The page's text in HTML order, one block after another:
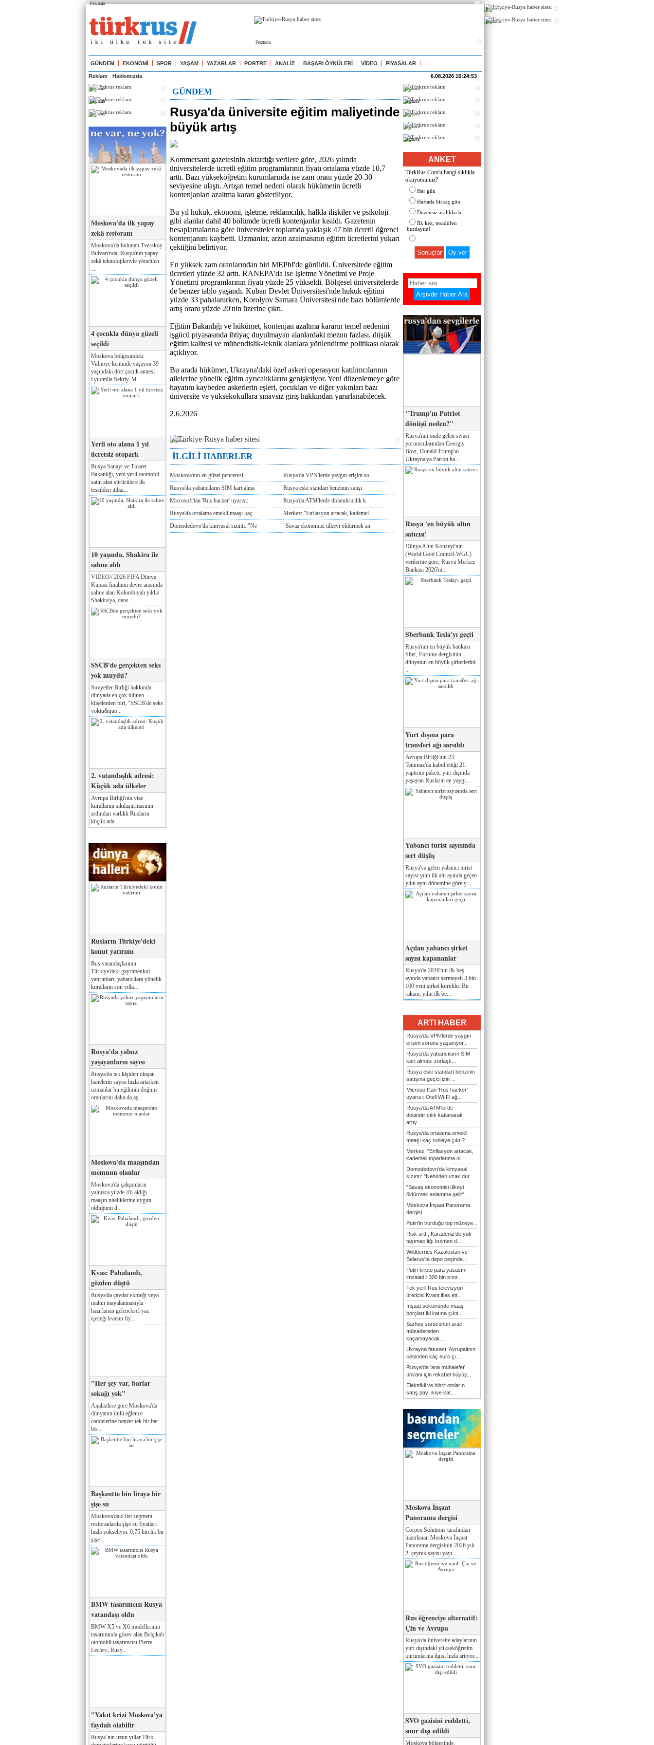
Реклама
Реклама
GÜNDEM EKONOMİ SPOR YAŞAM YAZARLAR PORTRE ANALİZ BAŞARI ÖYKÜLERİ VİDEO PİYASALAR
Reklam Hakkımızda 6.08.2026 16:24:53
Реклама
Реклама
Реклама
Moskova'da ilk yapay
zekâ restoranı
Moskova'da bulunan Tverskoy
Bulvarı'nda, Rusya'nın yapay
zekâ teknolojileriyle yönetilen
4 çocukla dünya güzeli
seçildi
Moskova bölgesindeki
Vidnoye kentinde yaşayan 39
yaşındaki dört çocuk annesi
Lyudmila Sekriy, M...
Yerli oto alana 1 yıl
ücretsiz otopark
Rusya Sanayi ve Ticaret
Bakanlığı, yeni yerli otomobil
satın alan sürücülere ilk
tescilden itibar...
10 yaşında, Shakira ile
sahne aldı
VIDEO// 2026 FIFA Dünya
Kupası finalinin devre arasında
sahne alan Kolombiyalı yıldız
Shakira'ya, dans ...
SSCB'de gerçekten seks
yok muydu?
Sovyetler Birliği hakkında
dünyada en çok bilinen
klişelerden biri, "SSCB'de seks
yoktu&quo...
2. vatandaşlık adresi:
Küçük ada ülkeler
Avrupa Birliği'nin vize
kurallarını sıkılaştırmasının
ardından varlıklı Rusların
küçük ada ...
Rusların Türkiye'deki
konut yatırımı
Rus vatandaşlarının
Türkiye'deki gayrimenkul
yatırımları, yabancılara yönelik
kuralların son yılla...
Rusya'da yalnız
yaşayanların sayısı
Rusya'da tek kişiden oluşan
hanelerin sayısı hızla artarken
uzmanlar bu eğilimin doğum
oranlarını daha da aş...
Moskova'da maaşından
memnun olanlar
Moskova'da çalışanların
yalnızca yüzde 4'ü aldığı
maaşın niteliklerine uygun
olduğunu d...
Kvas: Pahalandı,
gözden düştü
Rusya'da çavdar ekmeği veya
maltın mayalanmasıyla
hazırlanan geleneksel yaz
içeceği kvasın fiy...
"Her şey var, barlar
sokağı yok"
Analistlere göre Moskova'da
dünyanın ünlü eğlence
caddelerine benzer tek bir bar
bö...
Başkentte bin liraya bir
şişe su
Moskova'daki üst segment
restoranlarda şişe su fiyatları
hızla yükseliyor. 0,75 litrelik bir
şişe ...
BMW tasarımcısı Rusya
vatandaşı oldu
BMW X5 ve X6 modellerinin
tasarımında görev alan Belçikalı
otomobil tasarımcısı Pierre
Leclerc, Rusy...
"Yakıt krizi Moskova'ya
faydalı olabilir
Rusya’nın uzun yıllar Türk
GÜNDEM
Rusya'da üniversite eğitim maliyetinde
büyük artış
Kommersant gazetesinin aktardığı verilere göre, 2026 yılında
üniversitelerde ücretli eğitim programlarının fiyatı ortalama yüzde 10,7
arttı. Bazı yükseköğretim kurumlarında ise zam oranı yüzde 20-30
seviyesine ulaştı. Artışın temel nedeni olarak hükümetin ücretli
kontenjanları azaltma kararı gösteriliyor.
Bu yıl hukuk, ekonomi, işletme, reklamcılık, halkla ilişkiler ve psikoloji
gibi alanlar dahil 40 bölümde ücretli kontenjanlar kısıldı. Gazetenin
hesaplamalarına göre üniversiteler toplamda yaklaşık 47 bin ücretli öğrenci
kontenjanını kaybetti. Uzmanlar, arzın azalmasının eğitim ücretlerini yukarı
çektiğini belirtiyor.
En yüksek zam oranlarından biri MEPhI'de görüldü. Üniversitede eğitim
ücretleri yüzde 32 arttı. RANEPA'da ise İşletme Yönetimi ve Proje
Yönetimi programlarının fiyatı yüzde 25 yükseldi. Bölgesel üniversitelerde
de benzer tablo yaşandı. Kuban Devlet Üniversitesi'nde hukuk eğitimi
yüzde 33 pahalanırken, Korolyov Samara Üniversitesi'nde bazı bölümlerde
artış oranı yüzde 20'nin üzerine çıktı.
Eğitim Bakanlığı ve hükümet, kontenjan azaltma kararın temel nedenini
işgücü piyasasında ihtiyaç duyulmayan alanlardaki mezun fazlası, düşük
eğitim kalitesi ve mühendislik-teknik alanlara yönlendirme politikası olarak
açıklıyor.
Bu arada hükümet, Ukrayna'daki özel askeri operasyon katılımcılarının
ailelerine yönelik eğitim ayrıcalıklarını genişletiyor. Yeni düzenlemeye göre
hayatını kaybeden askerlerin eşleri, çocukları ve diğer yakınları bazı
üniversite ve yüksekokullara sınavsız giriş hakkından yararlanabilecek.
2.6.2026
Реклама
İLGİLİ HABERLER
Moskova'nın en güzel penceresi
Rusya'da VPN'lerde yaygın erişim so
Rusya'da yabancıların SIM kart alma
Rusya eski standart benzinin satışı
Microsoft'tan 'Rus hacker' uyarısı:
Rusya'da ATM'lerde dolandırıcılık k
Rusya'da ortalama emekli maaşı kaç
Merkez: "Enflasyon artacak, kademel
Domodedovo'da kimyasal sızıntı: "Ne
"Savaş ekonomisi ülkeyi öldürmek an
Реклама
Реклама
Реклама
Реклама
Реклама
ANKET
TürkRus.Com'u hangi sıklıkla
okuyorsunuz?
Her gün
Haftada birkaç gün
Düzensiz aralıklarla
İlk kez; tesadüfen
burdayım!
Sonuçlar
"Trump'ın Patriot
dönüşü neden?"
Rusya'nın önde gelen siyasi
yorumcularından Georgiy
Bovt, Donald Trump'ın
Ukrayna'ya Patriot ha...
Rusya 'en büyük altın
satıcısı'
Dünya Altın Konseyi'nin
(World Gold Council-WGC)
verilerine göre, Rusya Merkez
Bankası 2026'nı...
Sberbank Tesla'yı geçti
Rusya'nın en büyük bankası
Sber, Fortune dergisinin
dünyanın en büyük şirketlerini
...
Yurt dışına para
transferi ağı sarsıldı
Avrupa Birliği'nin 23
Temmuz'da kabul ettiği 21.
yaptırım paketi, yurt dışında
yaşayan Rusların en yaygı...
Yabancı turist sayısında
sert düşüş
Rusya'ya gelen yabancı turist
sayısı yılın ilk altı ayında geçen
yılın aynı dönemine göre y...
Açılan yabancı şirket
sayısı kapananlar
Rusya'da 2026'nın ilk beş
ayında yabancı sermayeli 3 bin
100 yeni şirket kuruldu. Bu
rakam, yılın ilk be...
ARTI HABER
Rusya'da VPN'lerde yaygın
erişim sorunu yaşanıyor...
Rusya'da yabancıların SIM
kart alması zorlaştı...
Rusya eski standart benzinin
satışına geçici izin ...
Microsoft'tan 'Rus hacker'
uyarısı: Otell Wi-Fi ağ...
Rusya'da ATM'lerde
dolandırıcılık katlanarak
artıy...
Rusya'da ortalama emekli
maaşı kaç rubleye çıktı?...
Merkez: "Enflasyon artacak,
kademeli toparlanma ol...
Domodedovo'da kimyasal
sızıntı: "Nehirden uzak dur...
"Savaş ekonomisi ülkeyi
öldürmek anlamına gelir"...
Moskova İnşaat Panorama
dergisi...
Putin'in vurduğu top müzeye...
Risk arttı, Karadeniz'de yük
taşımacılığı kısmen d...
Wildberries Kazakistan ve
Belarus'ta depo peşinde...
Putin kripto para yasasını
imzaladı: 300 bin sınır...
Tek yerli Rus televizyon
üreticisi Kvant iflas ett...
İnşaat sektöründe maaş
borçları iki katına çıktı...
Sarhoş sürücünün aracı
müsadereden
kaçamayacak...
Ukrayna faturası: Avrupalının
cebinden kaç euro çı...
Rusya'da 'ana muhalefet'
ünvanı için rekabet büyüy...
Elektrikli ve hibrit otoların
satış payı ikiye kat...
Moskova İnşaat
Panorama dergisi
Corpex Solutions tarafından
hazırlanan Moskova İnşaat
Panorama dergisinin 2026 yılı
2. çeyrek sayısı yayı...
Rus öğrenciye alternatif:
Çin ve Avrupa
Rusya'da üniversite adaylarının
yurt dışındaki yükseköğretim
kurumlarına ilgisi hızla artıyor...
SVO gazisini reddetti,
sınır dışı edildi
Moskova bölgesinde,
Реклама
Реклама